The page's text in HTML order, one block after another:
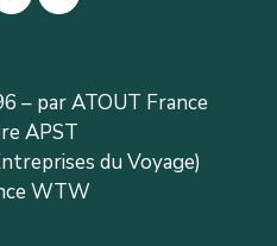
– par ATOUT France
APST
du Voyage)
WTW